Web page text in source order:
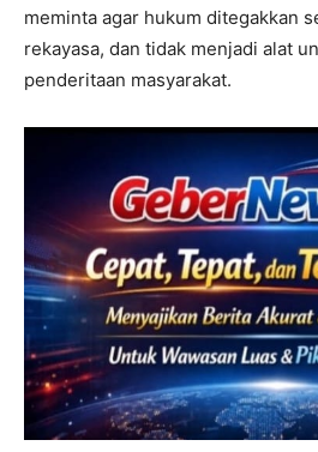
meminta agar hukum ditegakkan
rekayasa, dan tidak menjadi alat
penderitaan masyarakat.